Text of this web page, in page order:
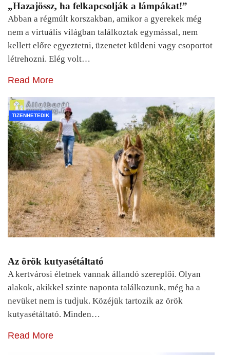
„Hazajössz, ha felkapcsolják a lámpákat!”
Abban a régmúlt korszakban, amikor a gyerekek még
nem a virtuális világban találkoztak egymással, nem
kellett előre egyeztetni, üzenetet küldeni vagy csoportot
létrehozni. Elég volt…
Read More
TIZENHETEDIK
Az örök kutyasétáltató
A kertvárosi életnek vannak állandó szereplői. Olyan
alakok, akikkel szinte naponta találkozunk, még ha a
nevüket nem is tudjuk. Közéjük tartozik az örök
kutyasétáltató. Minden…
Read More